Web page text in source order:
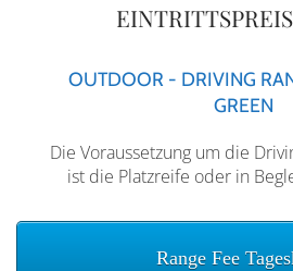
OUTDOOR - DRIVING
GREEN
Die Voraussetzung um die
ist die Platzreife oder in
Range Fee